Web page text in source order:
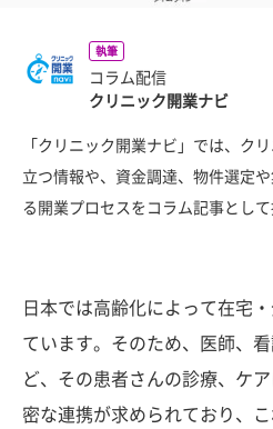
執筆
コラム配信
クリニック開業ナビ
「クリニック開業ナビ」では、ク
立つ情報や、資金調達、物件選定
る開業プロセスをコラム記事として
日本では高齢化によって在宅
ています。そのため、医師、
ど、その患者さんの診療、ケ
密な連携が求められており、